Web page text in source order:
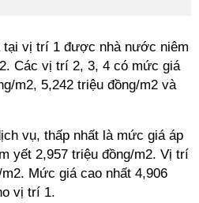
vị trí 1 được nhà nước niêm
Các vị trí 2, 3, 4 có mức giá
m2, 5,242 triệu đồng/m2 và
vụ, thấp nhất là mức giá áp
yết 2,957 triệu đồng/m2. Vị trí
Mức giá cao nhất 4,906
vị trí 1.